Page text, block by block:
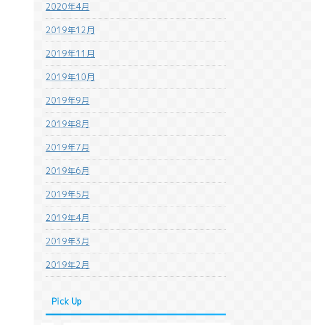
2020年4月
2019年12月
2019年11月
2019年10月
2019年9月
2019年8月
2019年7月
2019年6月
2019年5月
2019年4月
2019年3月
2019年2月
Pick Up